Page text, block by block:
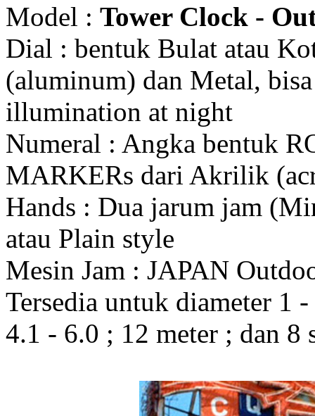
Model : Tower Clock -
Dial : bentuk Bulat atau
(aluminum) dan Metal,
illumination at night
Numeral : Angka bentuk
MARKERs dari Akrilik
Hands : Dua jarum jam
atau Plain style
Mesin Jam : JAPAN
Tersedia untuk diameter 1
4.1 - 6.0 ; 12 meter ; dan 8